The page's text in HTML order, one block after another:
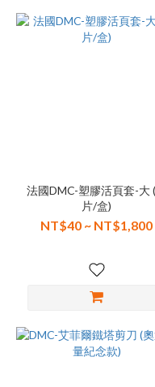
法國DMC-塑膠活頁套-大
片/盒)
NT$40 ~ NT$1,800